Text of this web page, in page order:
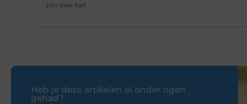
zijn over het
Heb je deze artikelen al onder ogen
gehad?